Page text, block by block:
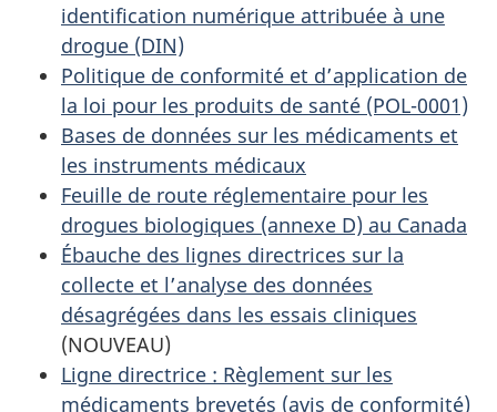
identification numérique attribuée à une
drogue (DIN)
Politique de conformité et d’application de
la loi pour les produits de santé (POL-0001)
Bases de données sur les médicaments et
les instruments médicaux
Feuille de route réglementaire pour les
drogues biologiques (annexe D) au Canada
Ébauche des lignes directrices sur la
collecte et l’analyse des données
désagrégées dans les essais cliniques
(NOUVEAU)
Ligne directrice : Règlement sur les
médicaments brevetés (avis de conformité)